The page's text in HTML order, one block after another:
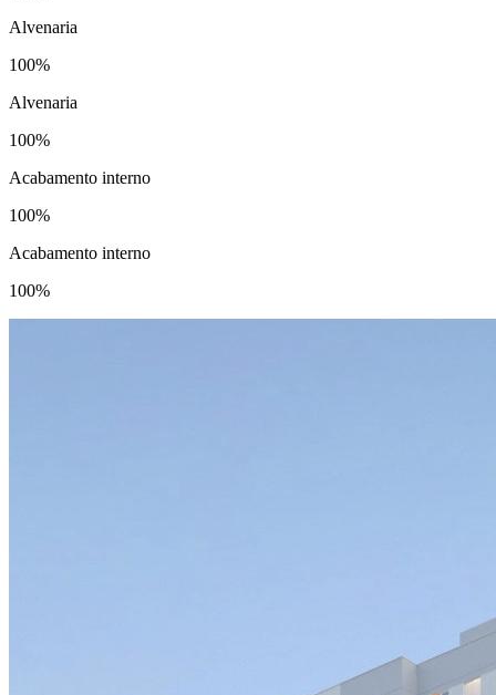
Alvenaria
100%
Alvenaria
100%
Acabamento interno
100%
Acabamento interno
100%